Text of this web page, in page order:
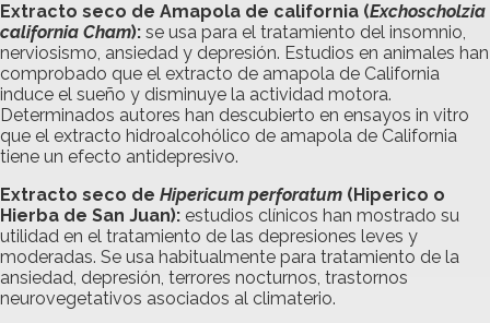
Extracto seco de Amapola de california (Exchoscholzia
california Cham): se usa para el tratamiento del insomnio,
nerviosismo, ansiedad y depresión. Estudios en animales han
comprobado que el extracto de amapola de California
induce el sueño y disminuye la actividad motora.
Determinados autores han descubierto en ensayos in vitro
que el extracto hidroalcohólico de amapola de California
tiene un efecto antidepresivo.
Extracto seco de Hipericum perforatum (Hiperico o
Hierba de San Juan): estudios clínicos han mostrado su
utilidad en el tratamiento de las depresiones leves y
moderadas. Se usa habitualmente para tratamiento de la
ansiedad, depresión, terrores nocturnos, trastornos
neurovegetativos asociados al climaterio.